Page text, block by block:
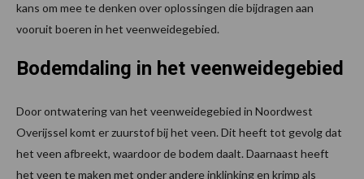
kans om mee te denken over oplossingen die bijdragen aan
vooruit boeren in het veenweidegebied.
Bodemdaling in het veenweidegebied
Door ontwatering van het veenweidegebied in Noordwest
Overijssel komt er zuurstof bij het veen. Dit heeft tot gevolg dat
het veen afbreekt, waardoor de bodem daalt. Daarnaast heeft
het veen te maken met onder andere inklinking en krimp als